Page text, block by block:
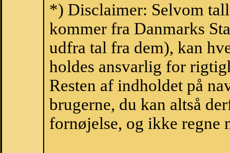
*) Disclaimer: Selvom
kommer fra Danmarks
udfra tal fra dem), kan
holdes ansvarlig for
Resten af indholdet på
brugerne, du kan altså
fornøjelse, og ikke regne